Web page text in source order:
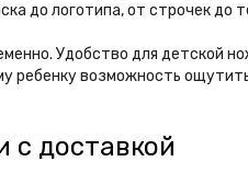
до логотипа, от строчек до
Удобство для детской
ребенку возможность
с доставкой